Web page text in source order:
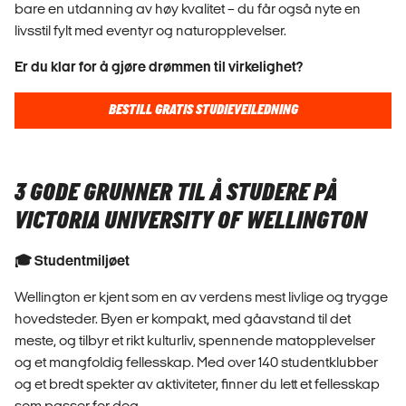
bare en utdanning av høy kvalitet – du får også nyte en
livsstil fylt med eventyr og naturopplevelser.
Er du klar for å gjøre drømmen til virkelighet?
BESTILL GRATIS STUDIEVEILEDNING
3 GODE GRUNNER TIL Å STUDERE PÅ
VICTORIA UNIVERSITY OF WELLINGTON
🎓 Studentmiljøet
Wellington er kjent som en av verdens mest livlige og trygge
hovedsteder. Byen er kompakt, med gåavstand til det
meste, og tilbyr et rikt kulturliv, spennende matopplevelser
og et mangfoldig fellesskap. Med over 140 studentklubber
og et bredt spekter av aktiviteter, finner du lett et fellesskap